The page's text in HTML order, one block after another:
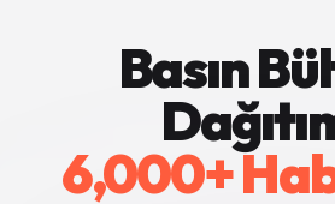
Basın
6,000+